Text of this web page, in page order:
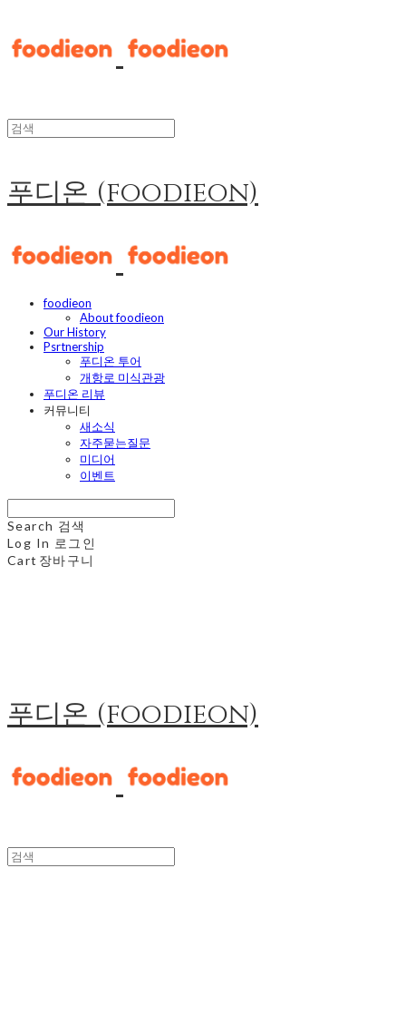
푸디온 (foodieon)
foodieon
About foodieon
Our History
Psrtnership
푸디온 투어
개항로 미식관광
푸디온 리뷰
커뮤니티
새소식
자주묻는질문
미디어
이벤트
Search 검색
Log In 로그인
Cart 장바구니
푸디온 (foodieon)